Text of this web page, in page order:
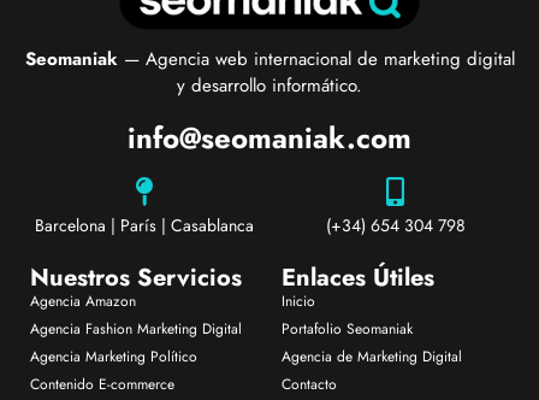
Seomaniak— Agencia web internacional de marketing digital
y desarrollo informático.
info@seomaniak.com
Barcelona | París | Casablanca (+34) 654 304 798
Nuestros Servicios
Agencia Amazon
Agencia Fashion Marketing Digital
Agencia Marketing Político
Contenido E-commerce
Enlaces Útiles
Inicio
Portafolio Seomaniak
Agencia de Marketing Digital
Contacto